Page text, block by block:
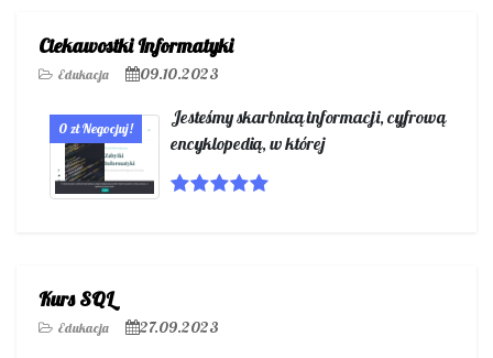
Ciekawostki Informatyki
Edukacja 09.10.2023
0 zł Negocjuj!
Jesteśmy skarbnicą informacji, cyfrową
encyklopedią, w której
Kurs SQL
Edukacja 27.09.2023